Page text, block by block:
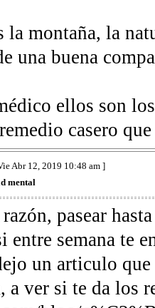
la montaña, la
una buena
ellos son
casero
Abr 12, 2019 10:48 am ]
mental
pasear
entre semana te
un articulo
a ver si te da los